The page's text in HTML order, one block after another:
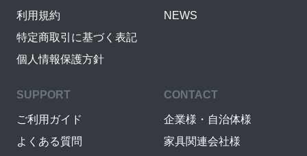
利用規約
特定商取引に基づく表記
個人情報保護方針
NEWS
SUPPORT
ご利用ガイド
よくある質問
CONTACT
企業様・自治体様
家具関連会社様